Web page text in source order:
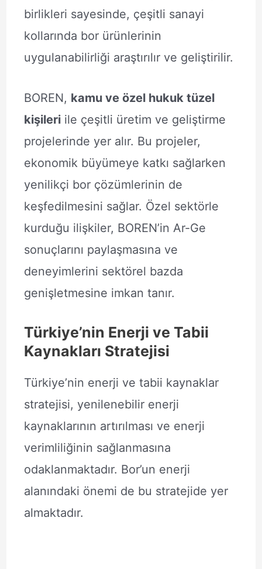
birlikleri sayesinde, çeşitli sanayi
kollarında bor ürünlerinin
uygulanabilirliği araştırılır ve geliştirilir.
BOREN, kamu ve özel hukuk tüzel
kişileriile çeşitli üretim ve geliştirme
projelerinde yer alır. Bu projeler,
ekonomik büyümeye katkı sağlarken
yenilikçi bor çözümlerinin de
keşfedilmesini sağlar. Özel sektörle
kurduğu ilişkiler, BOREN’in Ar-Ge
sonuçlarını paylaşmasına ve
deneyimlerini sektörel bazda
genişletmesine imkan tanır.
Türkiye’nin Enerji ve Tabii
Kaynakları Stratejisi
Türkiye’nin enerji ve tabii kaynaklar
stratejisi, yenilenebilir enerji
kaynaklarının artırılması ve enerji
verimliliğinin sağlanmasına
odaklanmaktadır. Bor’un enerji
alanındaki önemi de bu stratejide yer
almaktadır.